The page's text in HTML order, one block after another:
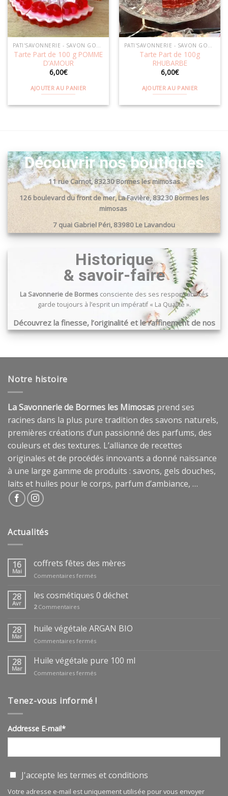
PATI'SAVONNERIE - SAVON GOURMAND
Tarte Part de 100 g POMME
D’AMOUR
6,00€
AJOUTER AU PANIER
PATI'SAVONNERIE - SAVON GOURMAND
Tarte Part de 100g
RHUBARBE
6,00€
AJOUTER AU PANIER
Découvrir nos boutiques
11 rue Carnot, 83230 Bormes les mimosas
126 boulevard du front de mer, La Favière, 83230 Bormes les
mimosas
7 quai Gabriel Péri, 83980 Le Lavandou
Historique
& savoir-faire
La Savonnerie de Bormesconsciente des ses responsabilités
garde toujours à l’esprit un impératif « La Qualité ».
Découvrez la finesse, l’originalité et le raffinement de nos
produits …
Notre histoire
La Savonnerie de Bormes les Mimosas prend ses
racines dans la plus pure tradition des savons naturels,
premières créations d’un passionné des parfums, des
couleurs et des textures. L’alliance de recettes
originales et de procédés innovants a donné naissance
à une large gamme de produits : savons, gels douches,
laits et huiles pour le corps, parfum d’ambiance, …
Actualités
16
Mai
coffrets fêtes des mères
Commentaires ferméssur
fêtes
28
Avr
les cosmétiques 0 déchet
2Commentaires
28
Mar
huile végétale ARGAN BIO
Commentaires ferméssur
végétale
BIO
28
Mar
Huile végétale pure 100 ml
Commentaires ferméssur
pure
Tenez-vous informé !
Addresse E-mail*
J'accepte les termes et conditions
Votre adresse e-mail est uniquement utilisée pour vous envoyer